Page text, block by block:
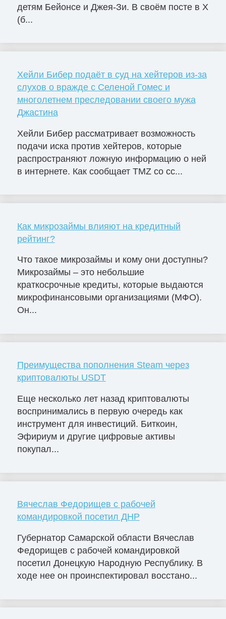
детям Бейонсе и Джея-Зи. В своём посте в X
(б...
Хейли Бибер подаёт в суд на хейтеров из-за
слухов о вражде с Селеной Гомес и
многолетнем преследовании своего мужа
Джастина
Хейли Бибер рассматривает возможность
подачи иска против хейтеров, которые
распространяют ложную информацию о ней
в интернете. Как сообщает TMZ со сс...
Как микрозаймы влияют на кредитный
рейтинг?
Что такое микрозаймы и кому они доступны?
Микрозаймы – это небольшие
краткосрочные кредиты, которые выдаются
микрофинансовыми организациями (МФО).
Он...
Преимущества пополнения Steam через
криптовалюты USDT
Еще несколько лет назад криптовалюты
воспринимались в первую очередь как
инструмент для инвестиций. Биткоин,
Эфириум и другие цифровые активы
покупал...
Вячеслав Федорищев с рабочей
командировкой посетил ДНР
Губернатор Самарской области Вячеслав
Федорищев с рабочей командировкой
посетил Донецкую Народную Республику. В
ходе нее он проинспектировал восстано...